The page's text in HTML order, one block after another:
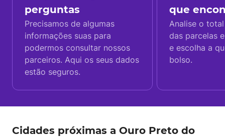
perguntas
Precisamos de algumas
informações suas para
podermos consultar nossos
parceiros. Aqui os seus dados
estão seguros.
que
Analise o
das parcelas
e escolha a
bolso.
Cidades próximas a Ouro Preto do